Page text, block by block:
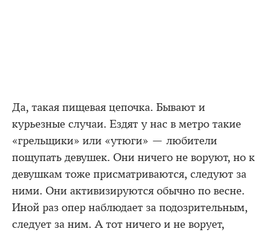
Да, такая пищевая цепочка. Бывают и
курьезные случаи. Ездят у нас в метро такие
«грельщики» или «утюги» — любители
пощупать девушек. Они ничего не воруют, но к
девушкам тоже присматриваются, следуют за
ними. Они активизируются обычно по весне.
Иной раз опер наблюдает за подозрительным,
следует за ним. А тот ничего и не ворует,